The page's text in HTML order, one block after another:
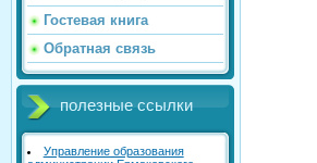
Гостевая книга
Обратная связь
полезные ссылки
Управление образования